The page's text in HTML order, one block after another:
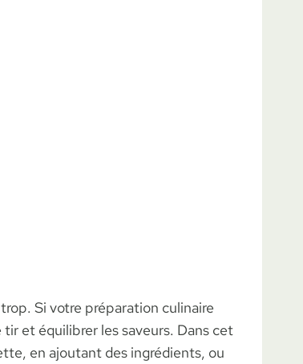
Si votre préparation culinaire
et équilibrer les saveurs. Dans cet
en ajoutant des ingrédients, ou